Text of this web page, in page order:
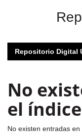
Repositorio Digital
No
el índice
No existen entradas